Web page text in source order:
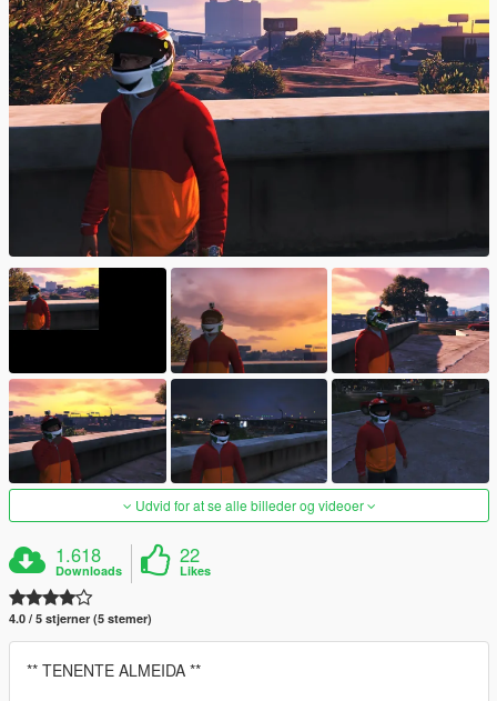
Udvid for at se alle billeder og videoer
1.618
Downloads
22
Likes
4.0 / 5 stjerner (5 stemer)
** TENENTE ALMEIDA **